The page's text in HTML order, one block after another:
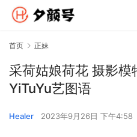
首页 正妹
采荷姑娘荷花 摄影模
YiTuYu艺图语
Healer 2023年9月26日 下午4:58